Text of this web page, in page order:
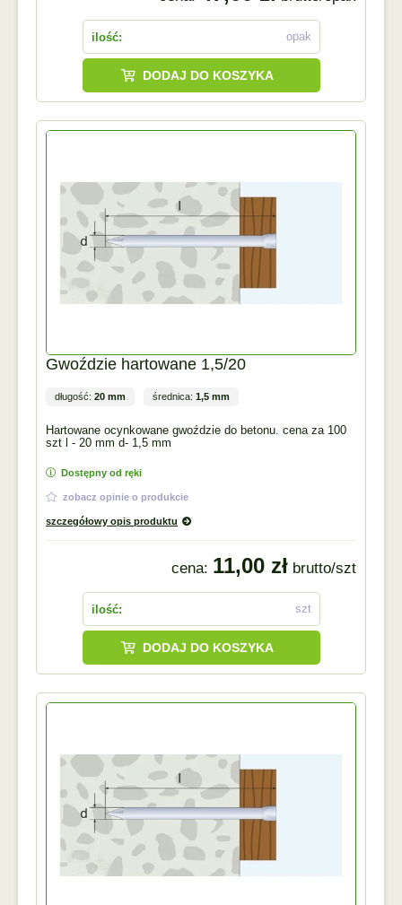
ilość: opak
DODAJ DO KOSZYKA
Gwoździe hartowane 1,5/20
długość: 20 mm średnica: 1,5 mm
Hartowane ocynkowane gwoździe do betonu. cena za 100
szt l - 20 mm d- 1,5 mm
Dostępny od ręki
zobacz opinie o produkcie
szczegółowy opis produktu
cena: 11,00 zł brutto/szt
ilość: szt
DODAJ DO KOSZYKA